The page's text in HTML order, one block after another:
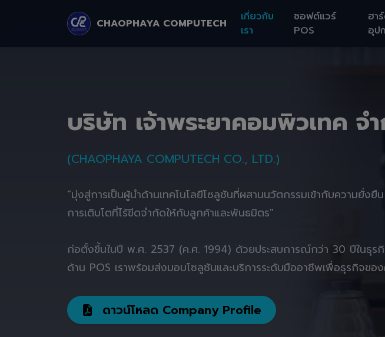
CHAOPHAYA COMPUTECH
เกี่ยวกับ
เรา
ซอฟต์แวร์
POS
ฮา
อุป
บริษัท เจ้าพระยาคอมพิวเทค จ
(CHAOPHAYA COMPUTECH CO., LTD.)
"มุ่งสู่การเป็นผู้นำด้านเทคโนโลยีโซลูชันที่ผสานนวัตกรรมเข้ากับความยั่งยื
การเติบโตที่ไร้ขีดจำกัดให้กับลูกค้าและพันธมิตร"
ก่อตั้งขึ้นในปี พ.ศ. 2537 (ค.ศ. 1994) ด้วยประสบการณ์กว่า 30 ปีในธุร
ด้าน POS เราพร้อมส่งมอบโซลูชันและบริการระดับมืออาชีพเพื่อธุรกิจข
ดาวน์โหลด Company Profile